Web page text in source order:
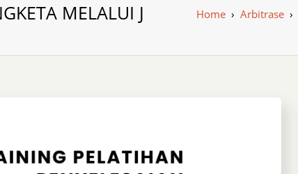
MELALUI J Home › Arbitrase ›